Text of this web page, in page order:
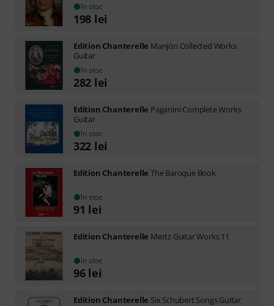
în stoc
198 lei
Edition Chanterelle Manjón Collected Works
Guitar
în stoc
282 lei
Edition Chanterelle Paganini Complete Works
Guitar
în stoc
322 lei
Edition Chanterelle The Baroque Book
în stoc
91 lei
Edition Chanterelle Mertz Guitar Works 11
în stoc
96 lei
Edition Chanterelle Six Schubert Songs Guitar